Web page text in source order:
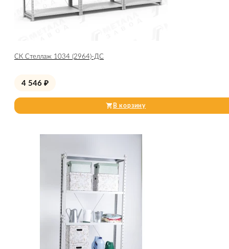
СК Стеллаж 1034 (2964)-ДС
4 546 ₽
В корзину